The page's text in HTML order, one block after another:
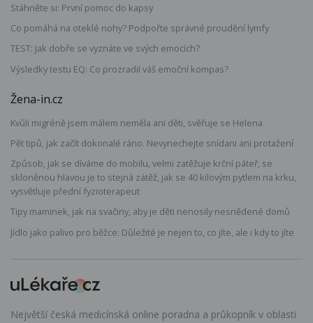
Stáhněte si: První pomoc do kapsy
Co pomáhá na oteklé nohy? Podpořte správné proudění lymfy
TEST: Jak dobře se vyznáte ve svých emocích?
Výsledky testu EQ: Co prozradil váš emoční kompas?
Žena-in.cz
Kvůli migréně jsem málem neměla ani děti, svěřuje se Helena
Pět tipů, jak začít dokonalé ráno. Nevynechejte snídani ani protažení
Způsob, jak se díváme do mobilu, velmi zatěžuje krční páteř, se
skloněnou hlavou je to stejná zátěž, jak se 40 kilovým pytlem na krku,
vysvětluje přední fyzioterapeut
Tipy maminek, jak na svačiny, aby je děti nenosily nesnědené domů
Jídlo jako palivo pro běžce: Důležité je nejen to, co jíte, ale i kdy to jíte
Největší česká medicínská online poradna a průkopník v oblasti